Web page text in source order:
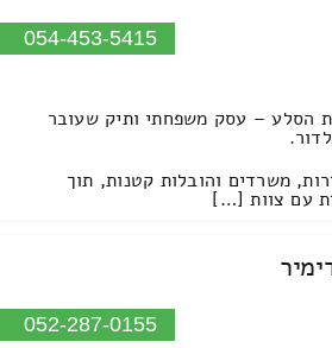
054-453-5415
הסלע – עסק משפחתי ותיק שעובר
משרדים והובלות קטנות, תוך
עם צוות […]
052-287-0155